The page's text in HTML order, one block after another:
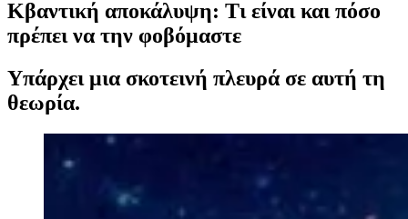
Κβαντική αποκάλυψη: Τι είναι και πόσο
πρέπει να την φοβόμαστε
Υπάρχει μια σκοτεινή πλευρά σε αυτή τη
θεωρία.